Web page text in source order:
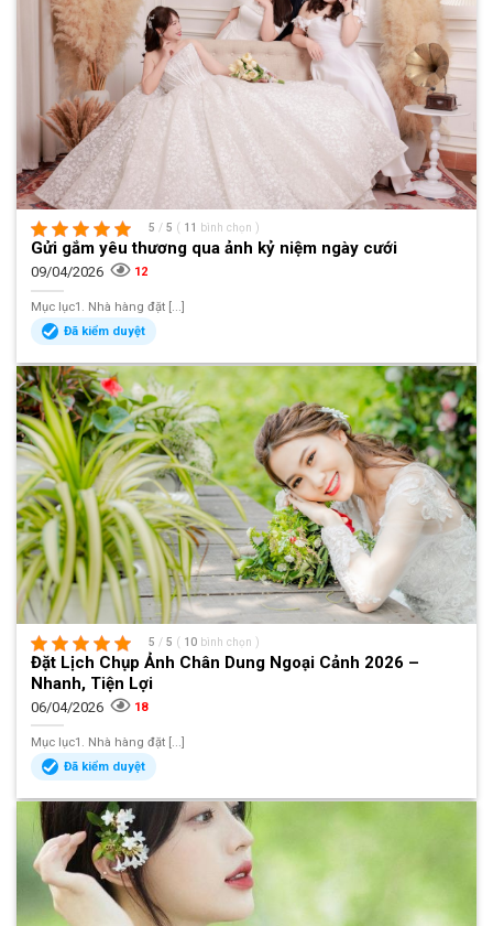
5 / 5 ( 11 bình chọn )
Gửi gắm yêu thương qua ảnh kỷ niệm ngày cưới
09/04/2026 12
Mục lục1. Nhà hàng đặt [...]
Đã kiểm duyệt
5 / 5 ( 10 bình chọn )
Đặt Lịch Chụp Ảnh Chân Dung Ngoại Cảnh 2026 –
Nhanh, Tiện Lợi
06/04/2026 18
Mục lục1. Nhà hàng đặt [...]
Đã kiểm duyệt